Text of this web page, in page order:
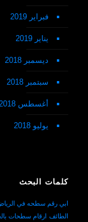
فبراير 2019
يناير 2019
ديسمبر 2018
سبتمبر 2018
أغسطس 2018
يوليو 2018
كلمات البحث
ابي رقم سطحه في
الطائف ارقام سطحات